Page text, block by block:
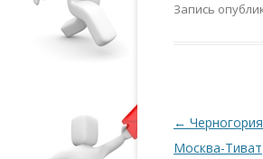
Запись
Навигация
←
Москва-Тиват